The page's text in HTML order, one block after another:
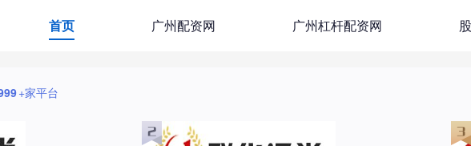
首页 广州配资网 广州杠杆配资网
+家平台